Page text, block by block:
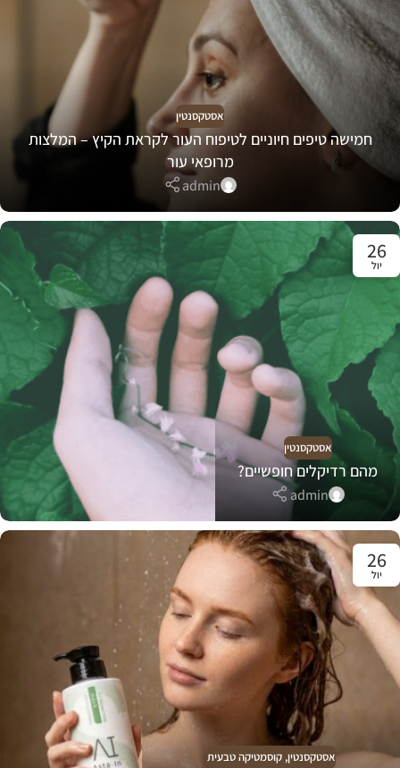
אסטקסנטין
חמישה טיפים חיוניים לטיפוח העור לקראת הקיץ – המלצות
מרופאי עור
admin
26
יול
אסטקסנטין
מהם רדיקלים חופשיים?
admin
26
יול
אסטקסנטין,קוסמטיקה טבעית